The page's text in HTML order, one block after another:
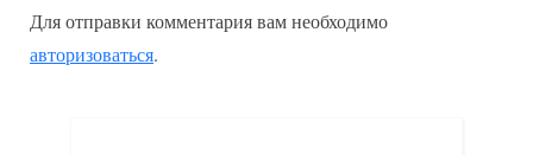
д
у
у
ю
Для отправки комментария вам необходимо
авторизоваться.